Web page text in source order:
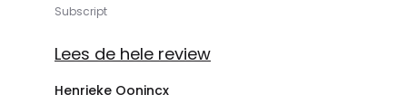
Subscript
Lees de hele review
Henrieke Oonincx